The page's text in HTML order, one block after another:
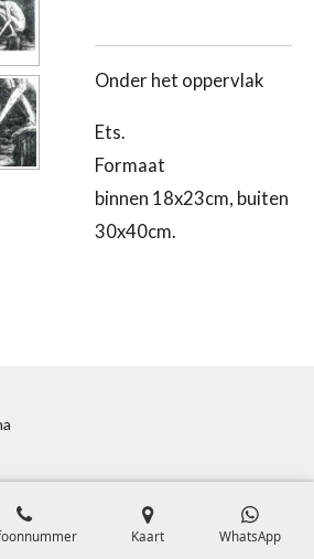
Onder het oppervlak
Ets.
Formaat
binnen 18x23cm, buiten
30x40cm.
Kaart WhatsApp